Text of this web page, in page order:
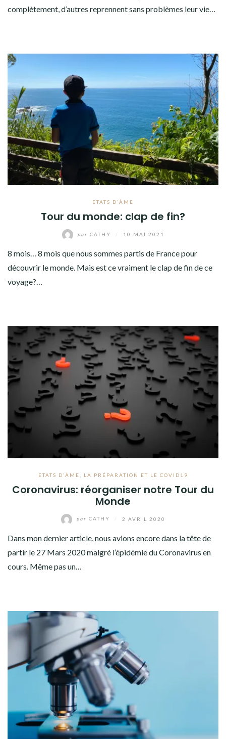
complètement, d’autres reprennent sans problèmes leur vie…
ETATS D'ÂME
Tour du monde: clap de fin?
par CATHY 10 MAI 2021
8 mois… 8 mois que nous sommes partis de France pour
découvrir le monde. Mais est ce vraiment le clap de fin de ce
voyage?…
ETATS D'ÂME LA PRÉPARATION ET LE COVID19
Coronavirus: réorganiser notre Tour du
Monde
par CATHY 2 AVRIL 2020
Dans mon dernier article, nous avions encore dans la tête de
partir le 27 Mars 2020 malgré l’épidémie du Coronavirus en
cours. Même pas un…
THAILANDE
CONTACT